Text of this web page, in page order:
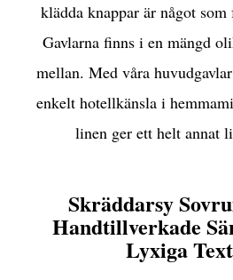
klädda knappar är något
Gavlarna finns i en mängd
mellan. Med våra
enkelt hotellkänsla i
linen ger ett helt annat
Skräddarsy
Handtillverkade
Lyxiga